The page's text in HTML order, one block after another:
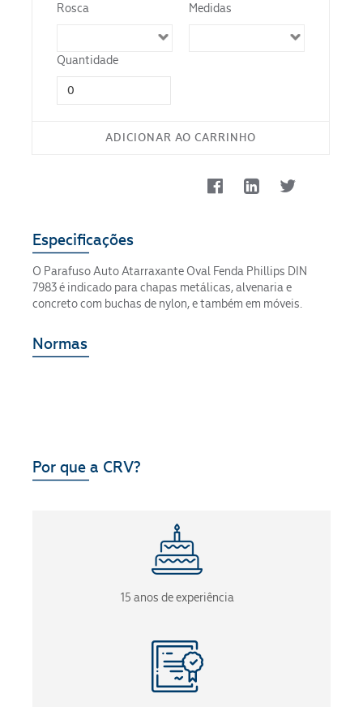
Rosca Medidas
Quantidade
ADICIONAR AO CARRINHO
Especificações
O Parafuso Auto Atarraxante Oval Fenda Phillips DIN
7983 é indicado para chapas metálicas, alvenaria e
concreto com buchas de nylon, e também em móveis.
Normas
Por que a CRV?
15 anos de experiência